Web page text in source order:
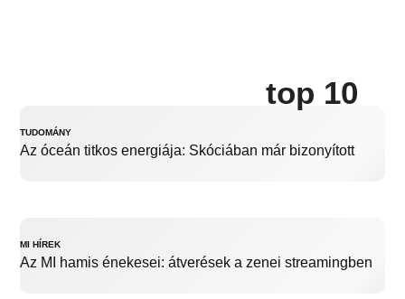
top 10
TUDOMÁNY
Az óceán titkos energiája: Skóciában már bizonyított
MI HÍREK
Az MI hamis énekesei: átverések a zenei streamingben